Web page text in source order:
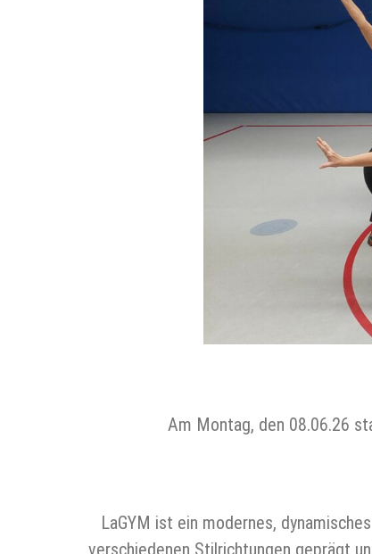
Am Montag, den 08.06.26
LaGYM ist ein modernes,
verschiedenen Stilrichtungen geprägt